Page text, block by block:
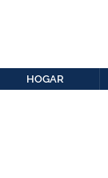
HOGAR